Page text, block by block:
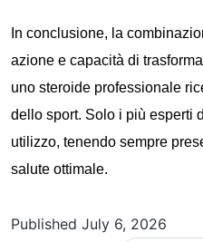
In conclusione, la
azione e capacità di
uno steroide professionale
dello sport. Solo i più esperti
utilizzo, tenendo sempre
salute ottimale.
Published July 6, 2026